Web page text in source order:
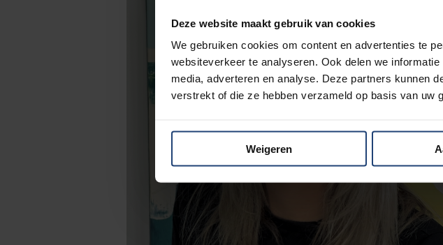
Deze website maakt gebruik van cookies
We gebruiken cookies om content en advertenties te
websiteverkeer te analyseren. Ook delen we
media, adverteren en analyse. Deze partners kunnen
verstrekt of die ze hebben verzameld op basis van uw
Weigeren